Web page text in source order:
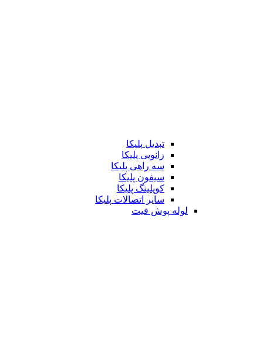
تبدیل پلیکا
زانویی پلیکا
سه راهی پلیکا
سیفون پلیکا
کوپلینگ پلیکا
سایر اتصالات پلیکا
لوله پوش فیت